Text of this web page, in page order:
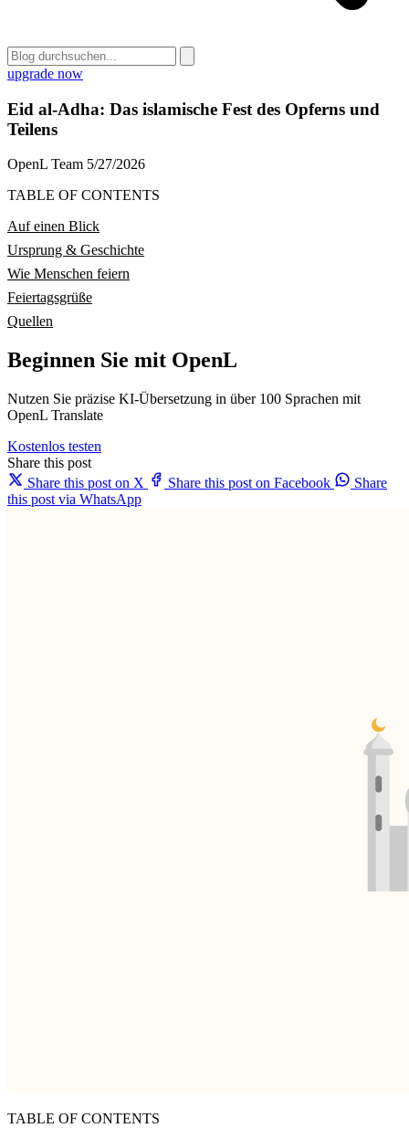
upgrade now
Eid al-Adha: Das islamische Fest des Opferns und
Teilens
OpenL Team 5/27/2026
TABLE OF CONTENTS
Auf einen Blick
Ursprung & Geschichte
Wie Menschen feiern
Feiertagsgrüße
Quellen
Beginnen Sie mit OpenL
Nutzen Sie präzise KI-Übersetzung in über 100 Sprachen mit
OpenL Translate
Kostenlos testen
Share this post
Share this post on X
Share this post on Facebook
Share
this post via WhatsApp
TABLE OF CONTENTS